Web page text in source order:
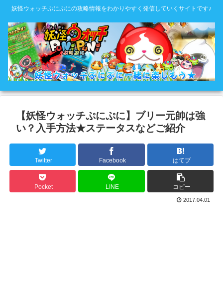
妖怪ウォッチぷにぷにの攻略情報をわかりやすく発信していくサイトです♪
【妖怪ウォッチぷにぷに】ブリー元帥は強
い？入手方法★ステータスなどご紹介
Twitter Facebook はてブ
Pocket LINE コピー
2017.04.01